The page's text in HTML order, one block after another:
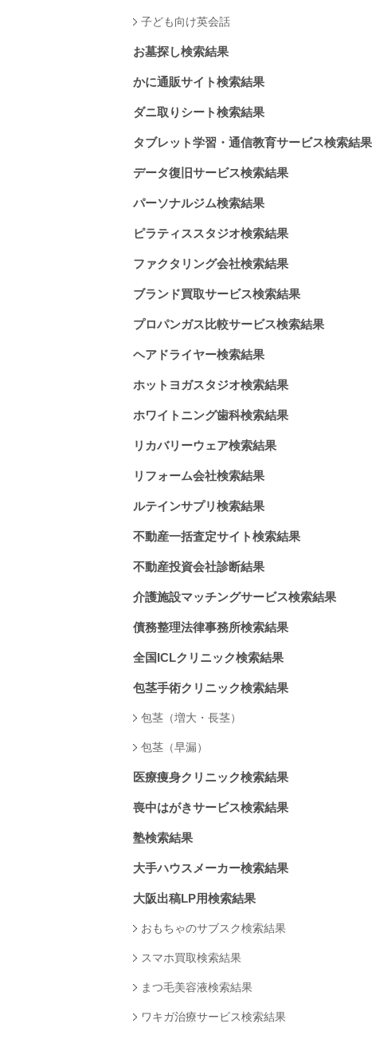
子ども向け英会話
お墓探し検索結果
かに通販サイト検索結果
ダニ取りシート検索結果
タブレット学習・通信教育サービス検索結果
データ復旧サービス検索結果
パーソナルジム検索結果
ピラティススタジオ検索結果
ファクタリング会社検索結果
ブランド買取サービス検索結果
プロパンガス比較サービス検索結果
ヘアドライヤー検索結果
ホットヨガスタジオ検索結果
ホワイトニング歯科検索結果
リカバリーウェア検索結果
リフォーム会社検索結果
ルテインサプリ検索結果
不動産一括査定サイト検索結果
不動産投資会社診断結果
介護施設マッチングサービス検索結果
債務整理法律事務所検索結果
全国ICLクリニック検索結果
包茎手術クリニック検索結果
包茎（増大・長茎）
包茎（早漏）
医療痩身クリニック検索結果
喪中はがきサービス検索結果
塾検索結果
大手ハウスメーカー検索結果
大阪出稿LP用検索結果
おもちゃのサブスク検索結果
スマホ買取検索結果
まつ毛美容液検索結果
ワキガ治療サービス検索結果